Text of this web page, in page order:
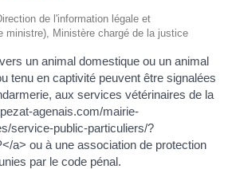
de l'information légale et
ministre), Ministère chargé de la justice
un animal domestique ou un animal
tenu en captivité peuvent être signalées
aux services vétérinaires de la
agenais.com/mairie-
service-public-particuliers/?
a> ou à une association de protection
par le code pénal.